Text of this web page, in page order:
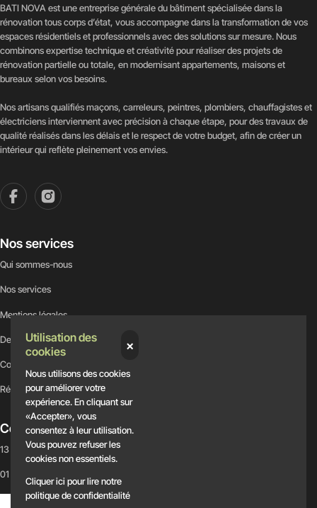
Utilisation des
cookies
×
Nous utilisons des cookies
pour améliorer votre
expérience. En cliquant sur
«Accepter», vous
consentez à leur utilisation.
Vous pouvez refuser les
cookies non essentiels.
Cliquer ici pour lire notre
politique de confidentialité
BATI NOVA est une entreprise générale du bâtiment spécialisée dans la
rénovation tous corps d’état, vous accompagne dans la transformation de vos
espaces résidentiels et professionnels avec des solutions sur mesure. Nous
combinons expertise technique et créativité pour réaliser des projets de
rénovation partielle ou totale, en modernisant appartements, maisons et
bureaux selon vos besoins.
Nos artisans qualifiés maçons, carreleurs, peintres, plombiers, chauffagistes et
électriciens interviennent avec précision à chaque étape, pour des travaux de
qualité réalisés dans les délais et le respect de votre budget, afin de créer un
intérieur qui reflète pleinement vos envies.
Nos services
Qui sommes-nous
Nos services
Mentions légales
Demandez un devis
Contactez-nous
Rénovation générale
Contact
13 rue Eugène Varlin, 75010 Paris
01 88 84 10 96